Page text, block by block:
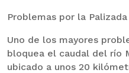
Problemas por la
Uno de los mayores
bloquea el caudal del río
ubicado a unos 20